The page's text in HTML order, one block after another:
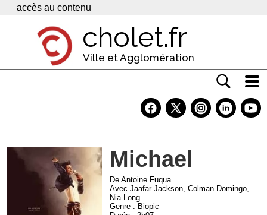
Panneau de gestion des cookies
accès au contenu
cholet.fr
Ville et Agglomération
Economie
Services
Michael
De Antoine Fuqua
Avec Jaafar Jackson, Colman Domingo,
Nia Long
Genre : Biopic